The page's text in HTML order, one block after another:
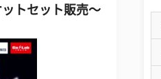
トセット販売〜